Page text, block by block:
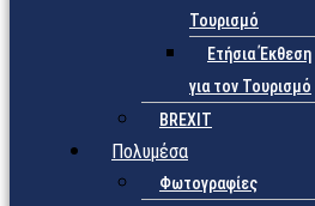
Τουρισμό
Ετήσια Έκθεση
για τον Τουρισμό
BREXIT
Πολυμέσα
Φωτογραφίες